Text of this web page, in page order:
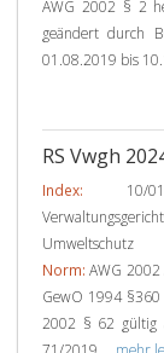
AWG 2002 § 2
geändert durch
01.08.2019 bis
RS Vwgh
Index: 10/01
Umweltschutz
Norm: AWG
GewO 1994 §360
2002 § 62 gültig